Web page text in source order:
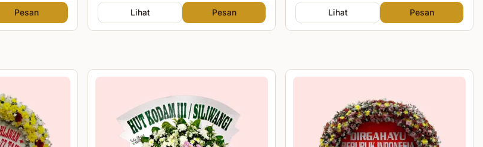
Pesan Lihat Pesan Lihat Pesan